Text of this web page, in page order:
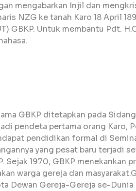
mengabarkan Injil dan
NZG ke tanah Karo 18 April
GBKP. Untuk membantu Pdt.
GBKP ditetapkan pada
pendeta pertama orang Karo,
pendidikan formal di
yang pesat baru terjadi
1970, GBKP menekankan
warga gereja dan
Dewan Gereja-Gereja se-Dunia